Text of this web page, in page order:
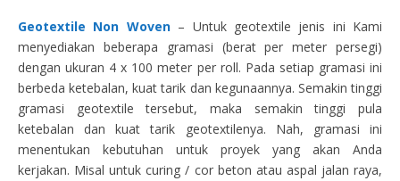
Geotextile Non Woven– Untuk geotextile jenis ini Kami
menyediakan beberapa gramasi (berat per meter persegi)
dengan ukuran 4 x 100 meter per roll. Pada setiap gramasi ini
berbeda ketebalan, kuat tarik dan kegunaannya. Semakin tinggi
gramasi geotextile tersebut, maka semakin tinggi pula
ketebalan dan kuat tarik geotextilenya. Nah, gramasi ini
menentukan kebutuhan untuk proyek yang akan Anda
kerjakan. Misal untuk curing / cor beton atau aspal jalan raya,